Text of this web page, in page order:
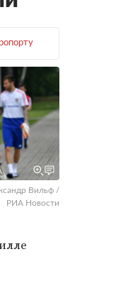
Вильф /
РИА Новости